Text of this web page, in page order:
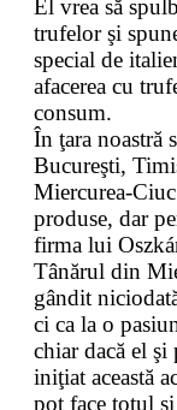
El vrea să
trufelor şi
special de
afacerea cu
consum.
În ţara noastră
Bucureşti,
Miercurea-
produse, dar
firma lui
Tânărul din
gândit
ci ca la o
chiar dacă el
iniţiat această
pot face totul şi